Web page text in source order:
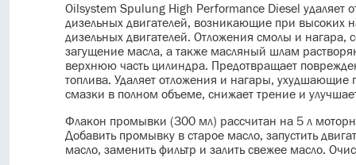
Oilsystem Spulung High Performance Diesel удаляет
дизельных двигателей, возникающие при высоких
дизельных двигателей. Отложения смолы и
загущение масла, а также масляный шлам
верхнюю часть цилиндра. Предотвращает
топлива. Удаляет отложения и нагары,
смазки в полном объеме, снижает трение и
Флакон промывки (300 мл) рассчитан на 5 л
Добавить промывку в старое масло, запустить
масло, заменить фильтр и залить свежее масло.